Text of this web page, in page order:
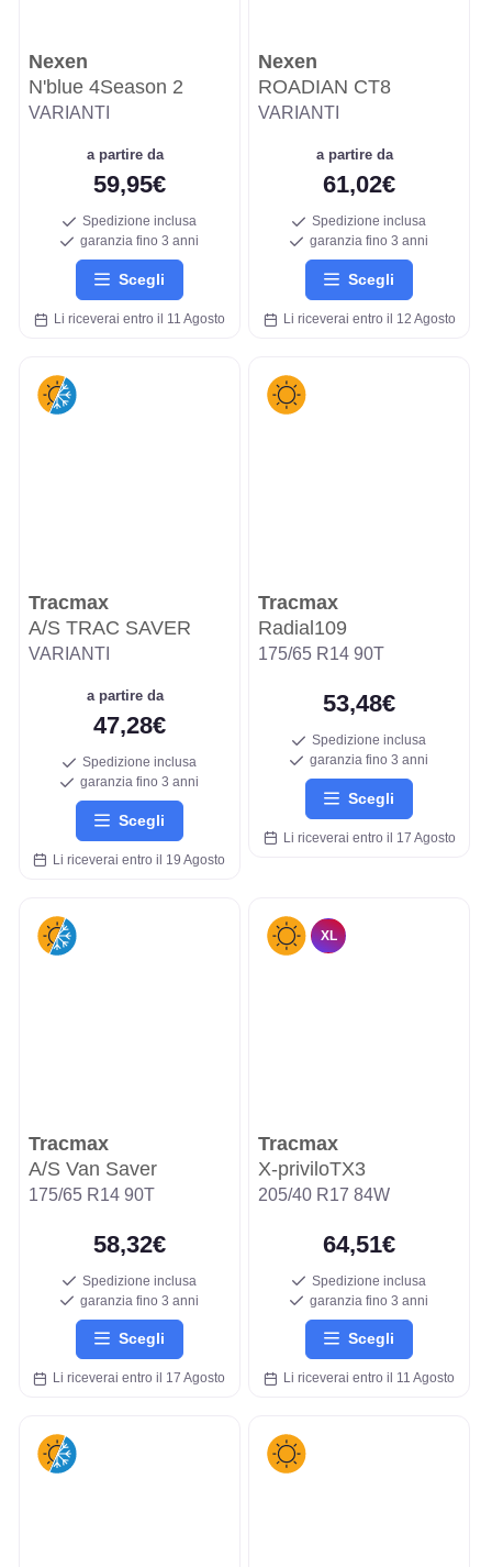
Nexen
N'blue 4Season 2
VARIANTI
a partire da
59,95€
Spedizione inclusa
garanzia fino 3 anni
Scegli
Li riceverai entro il 11 Agosto
Nexen
ROADIAN CT8
VARIANTI
a partire da
61,02€
Spedizione inclusa
garanzia fino 3 anni
Scegli
Li riceverai entro il 12 Agosto
Tracmax
A/S TRAC SAVER
VARIANTI
a partire da
47,28€
Spedizione inclusa
garanzia fino 3 anni
Scegli
Li riceverai entro il 19 Agosto
Tracmax
Radial109
175/65 R14 90T
53,48€
Spedizione inclusa
garanzia fino 3 anni
Scegli
Li riceverai entro il 17 Agosto
Tracmax
A/S Van Saver
175/65 R14 90T
58,32€
Spedizione inclusa
garanzia fino 3 anni
Scegli
Li riceverai entro il 17 Agosto
XL
Tracmax
X-priviloTX3
205/40 R17 84W
64,51€
Spedizione inclusa
garanzia fino 3 anni
Scegli
Li riceverai entro il 11 Agosto